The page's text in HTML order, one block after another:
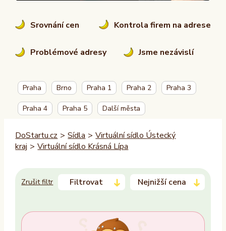
Srovnání cen Kontrola firem na adrese
Problémové adresy Jsme nezávislí
Praha Brno Praha 1 Praha 2 Praha 3
Praha 4 Praha 5 Další města
DoStartu.cz > Sídla > Virtuální sídlo Ústecký
kraj > Virtuální sídlo Krásná Lípa
Zrušit filtr Filtrovat Nejnižší cena
Trvalý pobyt